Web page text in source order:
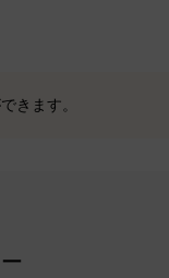
きます。